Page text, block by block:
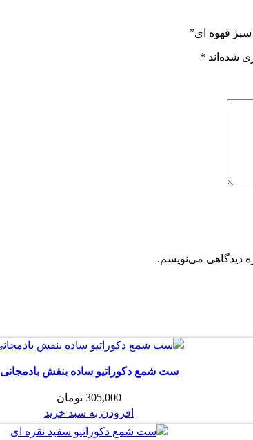
سبز قهوه ای”
شده‌اند *
دیدگاهی می‌نویسم.
ست شمع دکوراتیو ساده بنفش بادمجانی
305,000 تومان
افزودن به سبد خرید